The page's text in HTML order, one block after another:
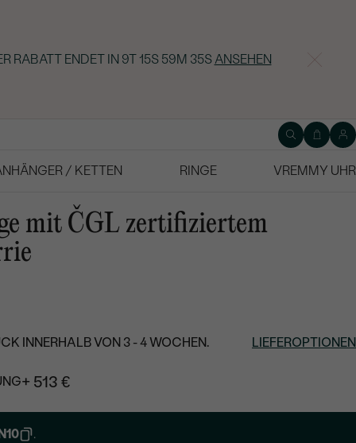
RABATT ENDET IN 9T 15S 59M 34SANSEHEN
/ KETTEN RINGE
VREMMY UHR
mit ČGL zertifiziertem
INNERHALB VON 3 - 4 WOCHEN. LIEFEROPTIONEN
+ 513 €
.